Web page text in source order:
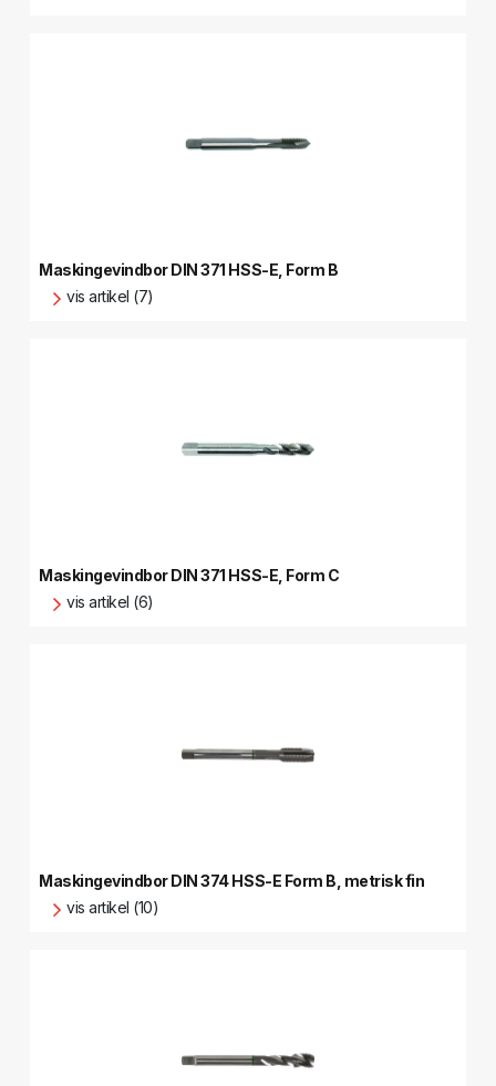
Maskingevindbor DIN 371 HSS-E, Form B
vis artikel (7)
Maskingevindbor DIN 371 HSS-E, Form C
vis artikel (6)
Maskingevindbor DIN 374 HSS-E Form B, metrisk fin
vis artikel (10)